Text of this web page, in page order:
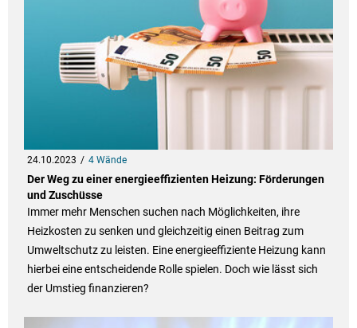
24.10.2023 4 Wände
Der Weg zu einer energieeffizienten Heizung: Förderungen
und Zuschüsse
Immer mehr Menschen suchen nach Möglichkeiten, ihre
Heizkosten zu senken und gleichzeitig einen Beitrag zum
Umweltschutz zu leisten. Eine energieeffiziente Heizung kann
hierbei eine entscheidende Rolle spielen. Doch wie lässt sich
der Umstieg finanzieren?